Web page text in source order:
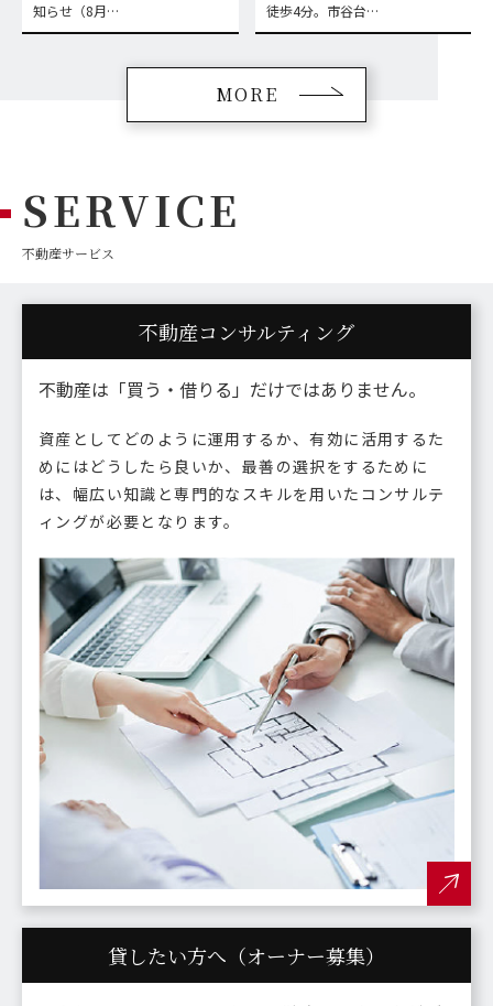
知らせ（8月…
徒歩4分。市谷台…
MORE
SERVICE
不動産サービス
不動産コンサルティング
不動産は「買う・借りる」だけではありません。
資産としてどのように運用するか、有効に活用するた
めにはどうしたら良いか、最善の選択をするために
は、幅広い知識と専門的なスキルを用いたコンサルテ
ィングが必要となります。
貸したい方へ（オーナー募集）